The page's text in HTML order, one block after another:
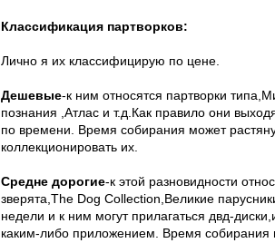
Классификация партворков:
Лично я их классифицирую по цене.
Дешевые-к ним относятся партворки
познания ,Атлас и т.д.Как правило они
по времени. Время собирания может
коллекционировать их.
Средне дорогие-к этой разновидности
зверята,The Dog Collection,Великие
недели и к ним могут прилагаться двд-
каким-либо приложением. Время собирания